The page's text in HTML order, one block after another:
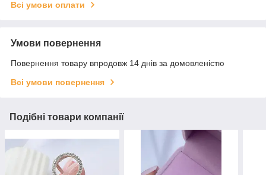
Всі умови оплати
Умови повернення
Повернення товару впродовж 14 днів за домовленістю
Всі умови повернення
Подібні товари компанії